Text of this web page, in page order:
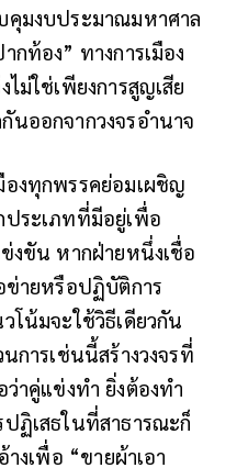
คุมงบประมาณมหาศาล
กท้อง” ทางการเมือง
ม่ใช่เพียงการสูญเสีย
นออกจากวงจรอำนาจ
งทุกพรรคย่อมเผชิญ
ประเภทที่มีอยู่เพื่อ
งขัน หากฝ่ายหนึ่งเชื่อ
ข่ายหรือปฏิบัติการ
โน้มจะใช้วิธีเดียวกัน
การเช่นนี้สร้างวงจรที่
ว่าคู่แข่งทำ ยิ่งต้องทำ
ฏิเสธในที่สาธารณะก็
งเพื่อ “ขายผ้าเอา